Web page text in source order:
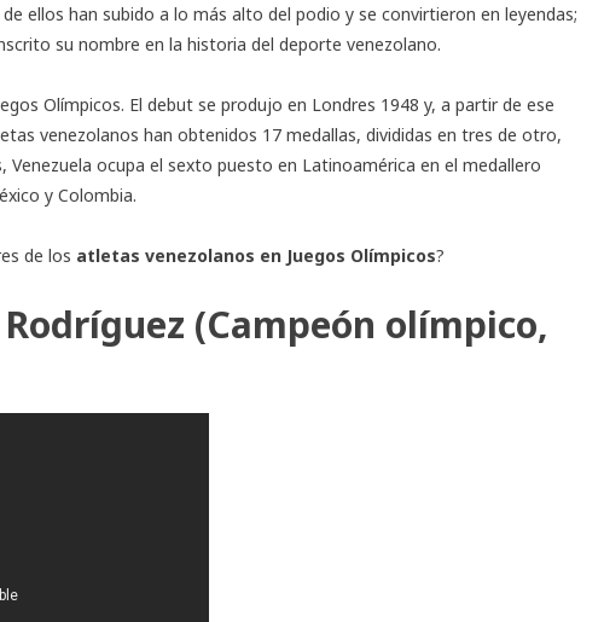
ellos han subido a lo más alto del podio y se convirtieron en leyendas;
su nombre en la historia del deporte venezolano.
Olímpicos. El debut se produjo en Londres 1948 y, a partir de ese
venezolanos han obtenidos 17 medallas, divididas en tres de otro,
ocupa el sexto puesto en Latinoamérica en el medallero
y Colombia.
de los atletas venezolanos en Juegos Olímpicos?
(Campeón olímpico,